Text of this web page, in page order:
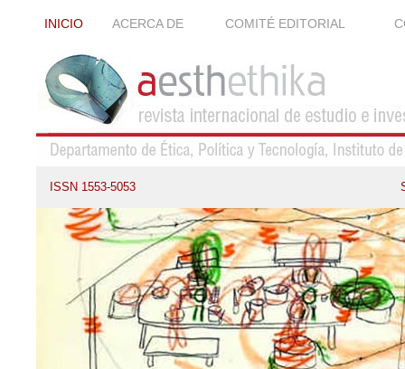
INICIO ACERCA DE COMITÉ EDITORIAL
ISSN 1553-5053